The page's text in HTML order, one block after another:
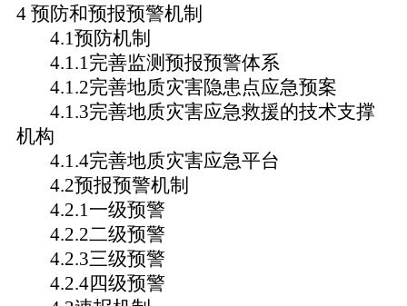
4 预防和预报预警机制
4.1预防机制
4.1.1完善监测预报预警体系
4.1.2完善地质灾害隐患点应急预案
4.1.3完善地质灾害应急救援的技术支撑
机构
4.1.4完善地质灾害应急平台
4.2预报预警机制
4.2.1一级预警
4.2.2二级预警
4.2.3三级预警
4.2.4四级预警